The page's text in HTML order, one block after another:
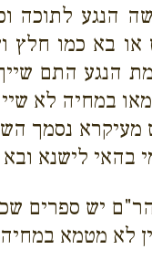
הנגע לתוכה
או בא כמו
הנגע התם
במחיה לא
נסמך
בהאי לישנא
יש ספרים
מטמא במחיה